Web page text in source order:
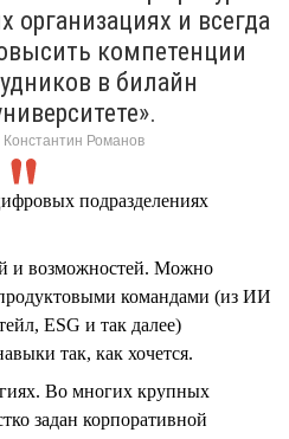
организациях и всегда
компетенции
в билайн
Константин Романов
подразделениях
и возможностей. Можно
командами (из ИИ
ESG и так далее)
так, как хочется.
Во многих крупных
задан корпоративной